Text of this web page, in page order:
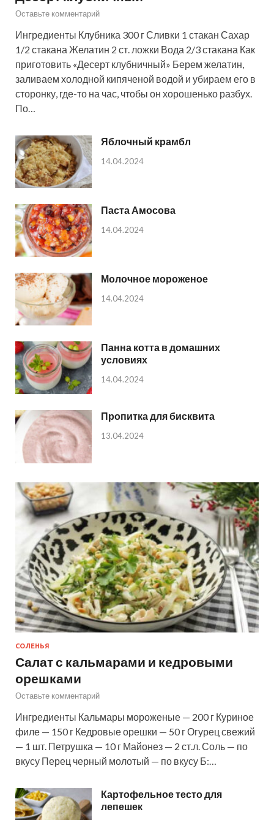
Оставьте комментарий
Ингредиенты Клубника 300 г Сливки 1 стакан Сахар
1/2 стакана Желатин 2 ст. ложки Вода 2/3 стакана Как
приготовить «Десерт клубничный» Берем желатин,
заливаем холодной кипяченой водой и убираем его в
сторонку, где-то на час, чтобы он хорошенько разбух.
По…
Яблочный крамбл
14.04.2024
Паста Амосова
14.04.2024
Молочное мороженое
14.04.2024
Панна котта в домашних
условиях
14.04.2024
Пропитка для бисквита
13.04.2024
СОЛЕНЬЯ
Салат с кальмарами и кедровыми
орешками
Оставьте комментарий
Ингредиенты Кальмары мороженые — 200 г Куриное
филе — 150 г Кедровые орешки — 50 г Огурец свежий
— 1 шт. Петрушка — 10 г Майонез — 2 ст.л. Соль — по
вкусу Перец черный молотый — по вкусу Б:…
Картофельное тесто для
лепешек